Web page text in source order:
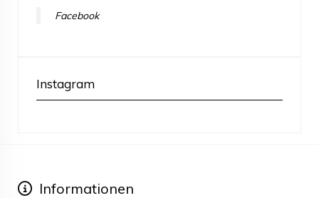
Facebook
Instagram
Informationen